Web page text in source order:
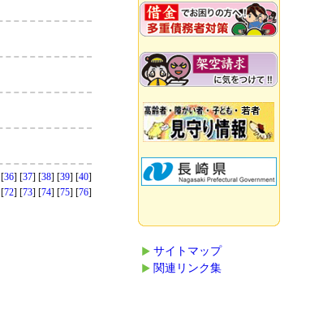
36] [37] [38] [39] [40]
72] [73] [74] [75] [76]
サイトマップ
関連リンク集